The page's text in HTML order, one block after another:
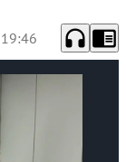
19:46 headphones chrome_reader_mode